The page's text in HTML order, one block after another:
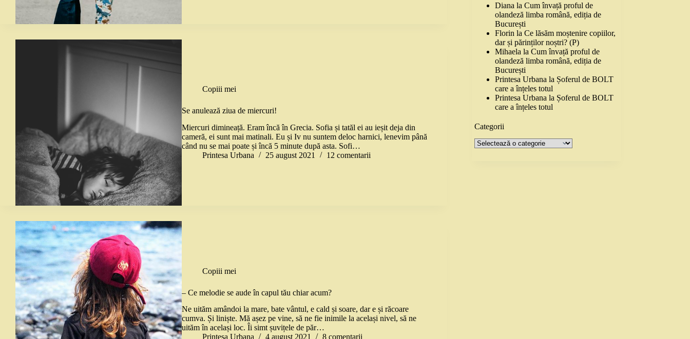
Copiii mei
Se anulează ziua de miercuri!
Miercuri dimineață. Eram încă în Grecia. Sofia și tatăl ei au ieșit deja din
cameră, ei sunt mai matinali. Eu și Iv nu suntem deloc harnici, lenevim până
când nu se mai poate și încă 5 minute după asta. Sofi…
Printesa Urbana
25 august 2021 12 comentarii
Copiii mei
– Ce melodie se aude în capul tău chiar acum?
Ne uităm amândoi la mare, bate vântul, e cald și soare, dar e și răcoare
cumva. Și liniște. Mă așez pe vine, să ne fie inimile la același nivel, să ne
uităm în același loc. Îi simt șuvițele de păr…
Printesa Urbana
4 august 2021 8 comentarii
Diana laCum învață proful de
olandeză limba română, ediția de
București
Florin laCe lăsăm moștenire copiilor,
dar și părinților noștri? (P)
Mihaela laCum învață proful de
olandeză limba română, ediția de
București
Printesa Urbana la Șoferul de BOLT
care a înțeles totul
Printesa Urbana la Șoferul de BOLT
care a înțeles totul
Categorii
Categorii